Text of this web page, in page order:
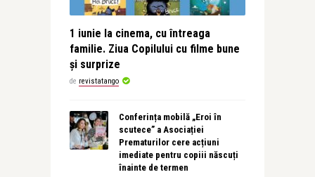
1 iunie la cinema, cu întreaga
familie. Ziua Copilului cu filme bune
și surprize
de revistatango
Conferința mobilă „Eroi în
scutece” a Asociației
Prematurilor cere acțiuni
imediate pentru copiii născuți
înainte de termen